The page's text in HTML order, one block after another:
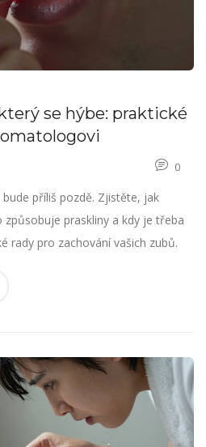
se hýbe: praktické
0
příliš pozdě. Zjistěte, jak
způsobuje praskliny a kdy je třeba
rady pro zachování vašich zubů.